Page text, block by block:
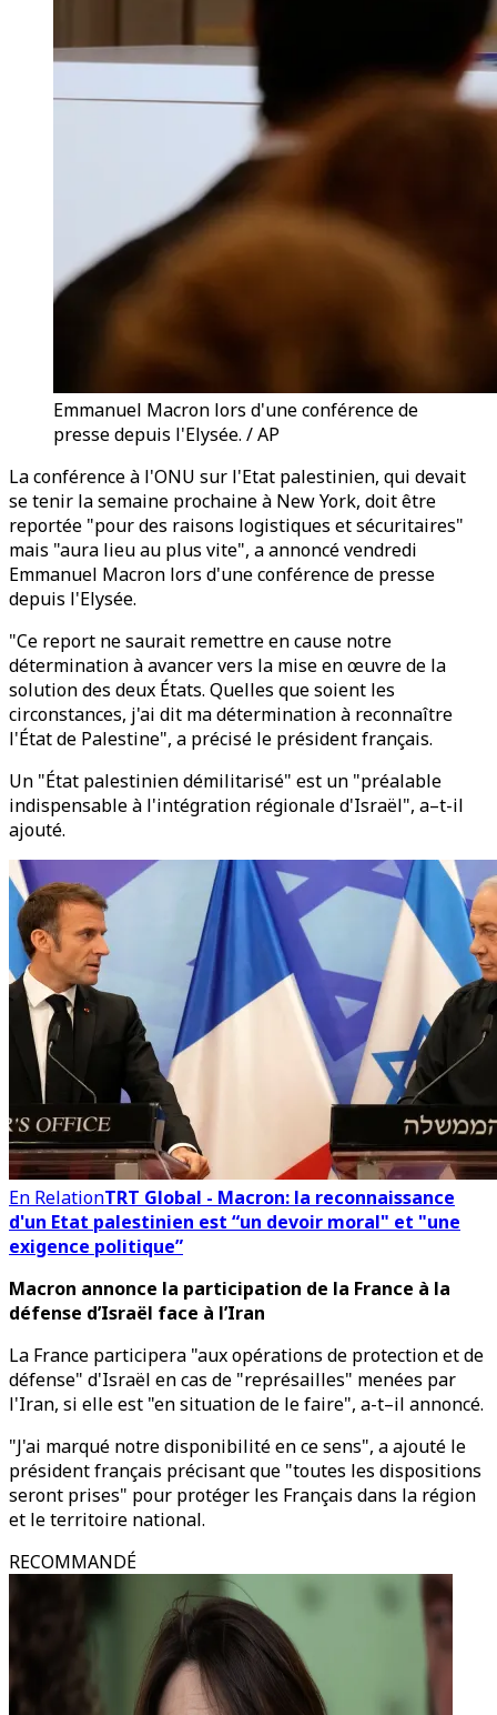
Emmanuel Macron lors d'une conférence de
presse depuis l'Elysée. / AP
La conférence à l'ONU sur l'Etat palestinien, qui devait
se tenir la semaine prochaine à New York, doit être
reportée "pour des raisons logistiques et sécuritaires"
mais "aura lieu au plus vite", a annoncé vendredi
Emmanuel Macron lors d'une conférence de presse
depuis l'Elysée.
"Ce report ne saurait remettre en cause notre
détermination à avancer vers la mise en œuvre de la
solution des deux États. Quelles que soient les
circonstances, j'ai dit ma détermination à reconnaître
l'État de Palestine", a précisé le président français.
Un "État palestinien démilitarisé" est un "préalable
indispensable à l'intégration régionale d'Israël", a–t-il
ajouté.
En RelationTRT Global - Macron: la reconnaissance
d'un Etat palestinien est “un devoir moral" et "une
exigence politique”
Macron annonce la participation de la France à la
défense d’Israël face à l’Iran
La France participera "aux opérations de protection et de
défense" d'Israël en cas de "représailles" menées par
l'Iran, si elle est "en situation de le faire", a-t–il annoncé.
"J'ai marqué notre disponibilité en ce sens", a ajouté le
président français précisant que "toutes les dispositions
seront prises" pour protéger les Français dans la région
et le territoire national.
RECOMMANDÉ